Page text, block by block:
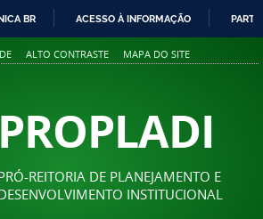
PARA
BR ACESSO À INFORMAÇÃO
ALTO CONTRASTE MAPA DO SITE
PROPLADI
REITORIA DE PLANEJAMENTO E
INSTITUCIONAL